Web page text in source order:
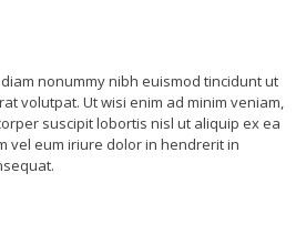
nonummy nibh euismod tincidunt ut
volutpat. Ut wisi enim ad minim veniam,
suscipit lobortis nisl ut aliquip ex ea
vel eum iriure dolor in hendrerit in